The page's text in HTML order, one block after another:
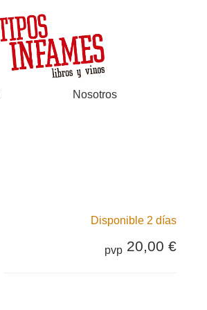
Nosotros
Disponible 2 días
pvp 20,00 €